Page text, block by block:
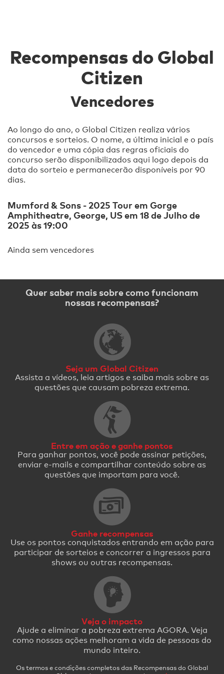
Recompensas do Global
Citizen
Vencedores
Ao longo do ano, o Global Citizen realiza vários
concursos e sorteios. O nome, a última inicial e o país
do vencedor e uma cópia das regras oficiais do
concurso serão disponibilizados aqui logo depois da
data do sorteio e permanecerão disponíveis por 90
dias.
Mumford & Sons - 2025 Tour em Gorge
Amphitheatre, George, US em 18 de Julho de
2025 às 19:00
Ainda sem vencedores
Quer saber mais sobre como funcionam
nossas recompensas?
Seja um Global Citizen
Assista a vídeos, leia artigos e saiba mais sobre as
questões que causam pobreza extrema.
Entre em ação e ganhe pontos
Para ganhar pontos, você pode assinar petições,
enviar e-mails e compartilhar conteúdo sobre as
questões que importam para você.
Ganhe recompensas
Use os pontos conquistados entrando em ação para
participar de sorteios e concorrer a ingressos para
shows ou outras recompensas.
Veja o impacto
Ajude a eliminar a pobreza extrema AGORA. Veja
como nossas ações melhoram a vida de pessoas do
mundo inteiro.
Os termos e condições completos das Recompensas do Global